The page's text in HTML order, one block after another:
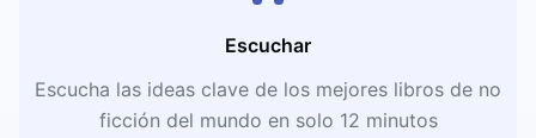
Escuchar
Escucha las ideas clave de los mejores libros de no
ficción del mundo en solo 12 minutos